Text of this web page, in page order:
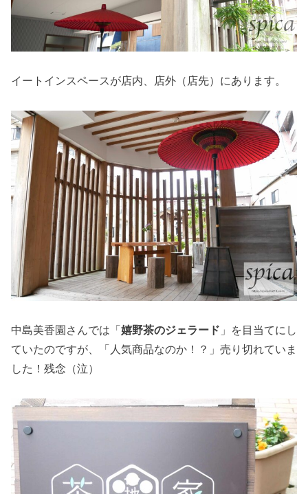
イートインスペースが店内、店外（店先）にあります。
中島美香園さんでは「 嬉野茶のジェラード 」を目当てにし
ていたのですが、「人気商品なのか！？」売り切れていま
した！残念（泣）